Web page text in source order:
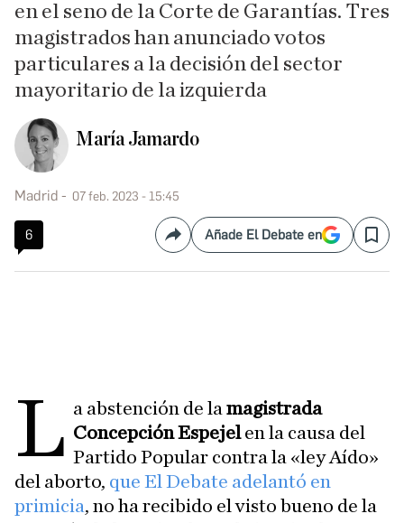
en el seno de la Corte de Garantías. Tres
magistrados han anunciado votos
particulares a la decisión del sector
mayoritario de la izquierda
María Jamardo
Madrid 07 feb. 2023 - 15:45
6 CompartirAñade El Debate en Save
L a abstención de lamagistrada
Concepción Espejelen la causa del
Partido Popular contra la «ley Aído»
del aborto, que El Debate adelantó en
primicia, no ha recibido el visto bueno de la